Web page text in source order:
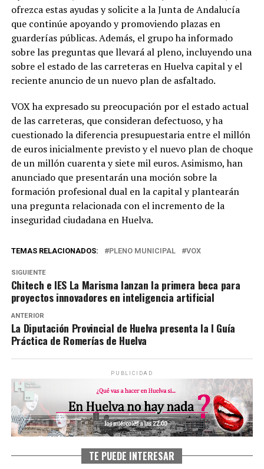
ofrezca estas ayudas y solicite a la Junta de Andalucía
que continúe apoyando y promoviendo plazas en
guarderías públicas. Además, el grupo ha informado
sobre las preguntas que llevará al pleno, incluyendo una
sobre el estado de las carreteras en Huelva capital y el
reciente anuncio de un nuevo plan de asfaltado.
VOX ha expresado su preocupación por el estado actual
de las carreteras, que consideran defectuoso, y ha
cuestionado la diferencia presupuestaria entre el millón
de euros inicialmente previsto y el nuevo plan de choque
de un millón cuarenta y siete mil euros. Asimismo, han
anunciado que presentarán una moción sobre la
formación profesional dual en la capital y plantearán
una pregunta relacionada con el incremento de la
inseguridad ciudadana en Huelva.
TEMAS RELACIONADOS: PLENO MUNICIPAL VOX
SIGUIENTE
Chitech e IES La Marisma lanzan la primera beca para
proyectos innovadores en inteligencia artificial
ANTERIOR
La Diputación Provincial de Huelva presenta la I Guía
Práctica de Romerías de Huelva
PUBLICIDAD
TE PUEDE INTERESAR